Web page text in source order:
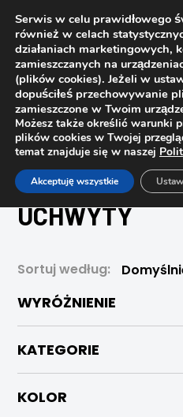
Strona główna Sklep
UCHWYTY
Sortuj według:
WYRÓŻNIENIE
KATEGORIE
KOLOR
Serwis w celu prawidłowego
również w celach
działaniach marketingowych,
zamieszczanych na
(plików cookies). Jeżeli w
dopuściłeś przechowywanie
zamieszczone w Twoim
Możesz także określić warunki
plików cookies w Twojej
temat znajduje się w naszej
Akceptuję wszystkie